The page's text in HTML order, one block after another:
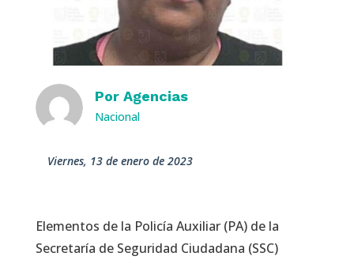
Por Agencias
Nacional
viernes, 13 de enero de 2023
Elementos de la Policía Auxiliar (PA) de la
Secretaría de Seguridad Ciudadana (SSC)